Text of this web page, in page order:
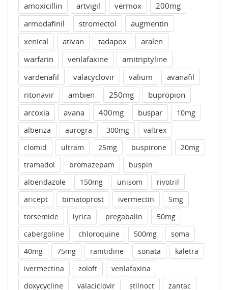
amoxicillin
artvigil vermox
200mg
armodafinil
stromectol
augmentin
xenical
ativan tadapox
aralen
warfarin
venlafaxine
amitriptyline
vardenafil
valacyclovir valium
avanafil
ritonavir
ambien 250mg
bupropion
arcoxia
avana 400mg buspar
10mg
albenza
aurogra 300mg
valtrex
clomid
ultram 25mg buspirone
20mg
tramadol
bromazepam
buspin
albendazole
150mg unisom
rivotril
aricept
bimatoprost ivermectin
5mg
torsemide
lyrica pregabalin
50mg
cabergoline
chloroquine 500mg
soma
40mg
75mg ranitidine sonata
kaletra
ivermectina
zoloft
venlafaxina
doxycycline
valaciclovir stilnoct zantac